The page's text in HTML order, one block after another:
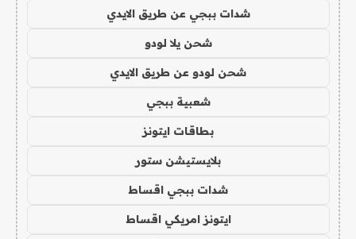
شدات ببجي عن طريق الايدي
شحن يلا لودو
شحن لودو عن طريق الايدي
شعبية ببجي
بطاقات ايتونز
بلايستيشن ستور
شدات ببجي اقساط
ايتونز امريكي اقساط